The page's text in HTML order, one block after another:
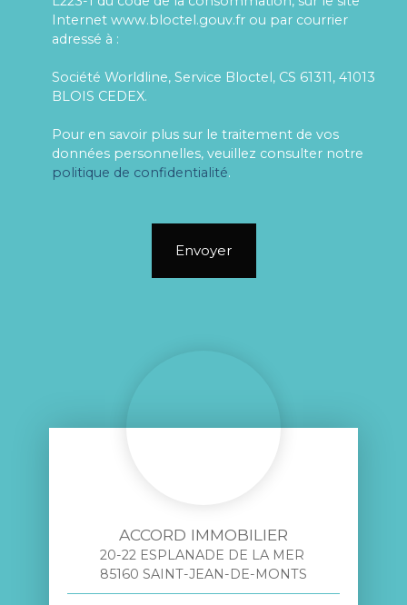
Internet www.bloctel.gouv.fr ou par courrier
adressé à :
Société Worldline, Service Bloctel, CS 61311, 41013
BLOIS CEDEX.
Pour en savoir plus sur le traitement de vos
données personnelles, veuillez consulter notre
politique de confidentialité.
Envoyer
ACCORD IMMOBILIER
20-22 ESPLANADE DE LA MER
85160 SAINT-JEAN-DE-MONTS